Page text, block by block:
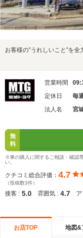
お客様の”うれしいこと”を
営業時間
定休日
毎
法人名
宮
無
料
※車の購入に関するご相談・確認
い。
クチコミ総合評価： 4.7
（投稿数3件）
接客 : 5.0 雰囲気 : 4.7
お店TOP 地図&